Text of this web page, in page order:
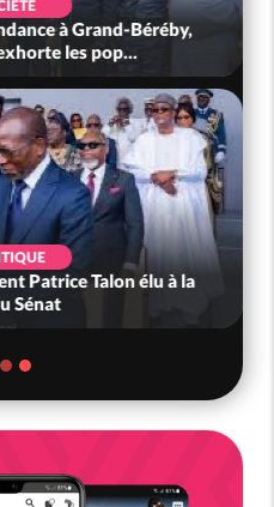
à Grand-Béréby,
les pop...
Patrice Talon élu à la
Sénat